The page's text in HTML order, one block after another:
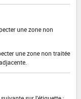
une zone non
une zone non traitée